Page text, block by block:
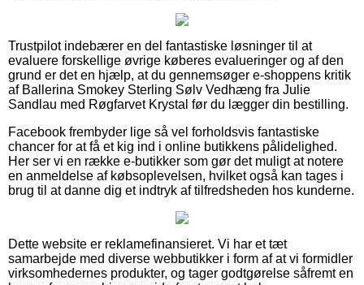
Trustpilot indebærer en del fantastiske løsninger til at
evaluere forskellige øvrige køberes evalueringer og af den
grund er det en hjælp, at du gennemsøger e-shoppens kritik
af Ballerina Smokey Sterling Sølv Vedhæng fra Julie
Sandlau med Røgfarvet Krystal før du lægger din bestilling.
Facebook frembyder lige så vel forholdsvis fantastiske
chancer for at få et kig ind i online butikkens pålidelighed.
Her ser vi en række e-butikker som gør det muligt at notere
en anmeldelse af købsoplevelsen, hvilket også kan tages i
brug til at danne dig et indtryk af tilfredsheden hos kunderne.
Dette website er reklamefinansieret. Vi har et tæt
samarbejde med diverse webbutikker i form af at vi formidler
virksomhedernes produkter, og tager godtgørelse såfremt en